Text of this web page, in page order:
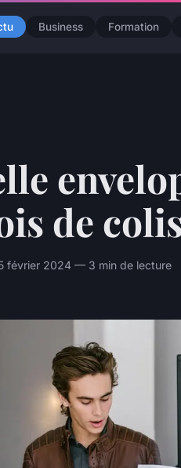
Business Formation
de
février 2024 — 3 min de lecture